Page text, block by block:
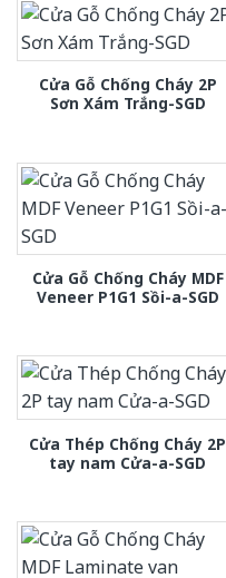
Cửa Gỗ Chống Cháy 2P
Sơn Xám Trắng-SGD
Cửa Gỗ Chống Cháy MDF
Veneer P1G1 Sồi-a-SGD
Cửa Thép Chống Cháy 2P
tay nam Cửa-a-SGD